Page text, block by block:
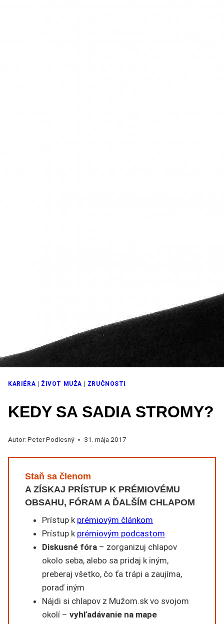
KARIÉRA ŽIVOT MUŽA ZRUČNOSTI
KEDY SA SADIA STROMY?
Autor: Peter Podlesný 31. mája 2017
Staň sa členom
A ZÍSKAJ PRÍSTUP K PRÉMIOVÉMU
OBSAHU, FÓRAM A ĎALŠÍM CHLAPOM
Prístup k prémiovým článkom
Prístup k prémiovým podcastom
Diskusné fóra – zorganizuj chlapov
okolo seba, alebo sa pridaj k iným,
preberaj všetko, čo ťa trápi a zaujíma,
poraď iným
Nájdi si chlapov z Mužom.sk vo svojom
okolí – vyhľadávanie na mape